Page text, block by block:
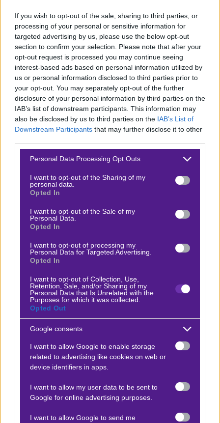
If you wish to opt-out of the sale, sharing to third parties, or
processing of your personal or sensitive information for
targeted advertising by us, please use the below opt-out
section to confirm your selection. Please note that after your
opt-out request is processed you may continue seeing
interest-based ads based on personal information utilized by
us or personal information disclosed to third parties prior to
your opt-out. You may separately opt-out of the further
disclosure of your personal information by third parties on the
IAB’s list of downstream participants. This information may
also be disclosed by us to third parties on the IAB’s List of
Downstream Participants that may further disclose it to other
Please note that this website/app uses one or more Google
not limited to your visit or usage behaviour. You may click to
grant or deny consent to Google and its third-party tags to
use your data for below specified purposes in below Google
consent section.
Personal Data Processing Opt Outs
I want to opt-out of the Sharing of my
personal data.
Opted In
I want to opt-out of the Sale of my
Personal Data.
Opted In
I want to opt-out of processing my
Personal Data for Targeted Advertising.
Opted In
I want to opt-out of Collection, Use,
Retention, Sale, and/or Sharing of my
Personal Data that Is Unrelated with the
Purposes for which it was collected.
Opted Out
Google consents
I want to allow Google to enable storage
related to advertising like cookies on web or
device identifiers in apps.
I want to allow my user data to be sent to
Google for online advertising purposes.
I want to allow Google to send me
μόνο στις τρεις έχει δεχθεί γκολ. Ο Μεχντί Ταρεμί έχει
συμμετοχή σε γκολ και στις δύο πρώτες του εμφανίσεις
στο πρωτάθλημα (2 γκολ και 1 ασίστ) και θα επιδιώξει
να γίνει ο πρώτος παίκτης του Ολυμπιακού από τη
σεζόν 2020/21 που θα έχει συμμετοχή σε γκολ και στα
τρία πρώτα του ματς στη διοργάνωση.
Vistabet: Priceboosts στο Ολυμπιακός –
Λεβαδειακός!
Σε εξαιρετικό μομέντουμ
αποτυπώνεται με τις εμφανίσεις και τη συγκομιδή του.
Μετά την τεσσάρα στον ΠΑΟΚ για το κύπελλο, διέλυσε
με 4-0 τον ΟΦΗ για το πρωτάθλημα και ακολούθησε το
διπλό στη Λάρισα (2-1), πάλι για το κύπελλο. Ετσι, οι
πολύ κοντά στην απευθείας πρόκριση στα
προημιτελικά. Ομάδα που παίζει καλό ποδόσφαιρο,
ωστόσο, αγνοεί τη νίκη στις τελευταίες 26
αναμετρήσεις της για το πρωτάθλημα απέναντι στον
Ολυμπιακό, το μεγαλύτερο σερί χωρίς επιτυχία
απέναντι σε έναν και μόνο αντίπαλο στην ιστορία του
συλλόγου.
*ΙΣΧΥΟΥΝ ΟΡΟΙ & ΠΡΟΫΠΟΘΕΣΕΙΣ
ΟΛΥΜΠΙΑΚΟΣ – ΛΕΒΑΔΕΙΑΚΟΣ. ΙΣΧΥΕΙ
ΜΟΝΟ ΓΙΑ ΤΗΝ ΑΓΟΡΑ «ΑΠΟΤΕΛΕΣΜΑ ΑΓΩΝΑ 1Χ2».